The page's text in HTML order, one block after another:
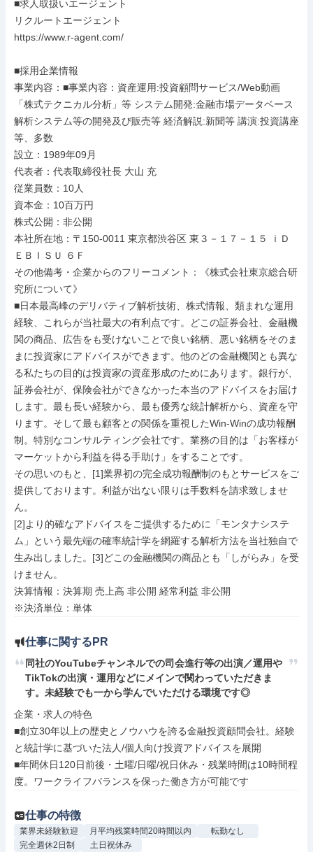
■求人取扱いエージェント
リクルートエージェント
https://www.r-agent.com/
■採用企業情報
事業内容：■事業内容：資産運用:投資顧問サービス/Web動画
「株式テクニカル分析」等 システム開発:金融市場データベース
解析システム等の開発及び販売等 経済解説:新聞等 講演:投資講座
等、多数
設立：1989年09月
代表者：代表取締役社長 大山 充
従業員数：10人
資本金：10百万円
株式公開：非公開
本社所在地：〒150-0011 東京都渋谷区 東３－１７－１５ ｉＤ
ＥＢＩＳＵ ６Ｆ
その他備考・企業からのフリーコメント：《株式会社東京総合研
究所について》
■日本最高峰のデリバティブ解析技術、株式情報、類まれな運用
経験、これらが当社最大の有利点です。どこの証券会社、金融機
関の商品、広告をも受けないことで良い銘柄、悪い銘柄をそのま
まに投資家にアドバイスができます。他のどの金融機関とも異な
る私たちの目的は投資家の資産形成のためにあります。銀行が、
証券会社が、保険会社ができなかった本当のアドバイスをお届け
します。最も長い経験から、最も優秀な統計解析から、資産を守
ります。そして最も顧客との関係を重視したWin-Winの成功報酬
制。特別なコンサルティング会社です。業務の目的は「お客様が
マーケットから利益を得る手助け」をすることです。
その思いのもと、[1]業界初の完全成功報酬制のもとサービスをご
提供しております。利益が出ない限りは手数料を請求致しませ
ん。
[2]より的確なアドバイスをご提供するために「モンタナシステ
ム」という最先端の確率統計学を網羅する解析方法を当社独自で
生み出しました。[3]どこの金融機関の商品とも「しがらみ」を受
けません。
決算情報：決算期 売上高 非公開 経常利益 非公開
※決済単位：単体
仕事に関するPR
同社のYouTubeチャンネルでの司会進行等の出演／運用や
TikTokの出演・運用などにメインで関わっていただきま
す。未経験でも一から学んでいただける環境です◎
企業・求人の特色
■創立30年以上の歴史とノウハウを誇る金融投資顧問会社。経験
と統計学に基づいた法人/個人向け投資アドバイスを展開
■年間休日120日前後・土曜/日曜/祝日休み・残業時間は10時間程
度。ワークライフバランスを保った働き方が可能です
仕事の特徴
業界未経験歓迎 月平均残業時間20時間以内
転勤なし
完全週休2日制
土日祝休み